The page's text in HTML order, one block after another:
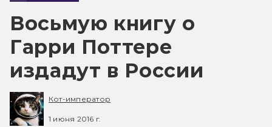
Восьмую книгу о
Гарри Поттере
издадут в России
Кот-император
1 июня 2016 г.